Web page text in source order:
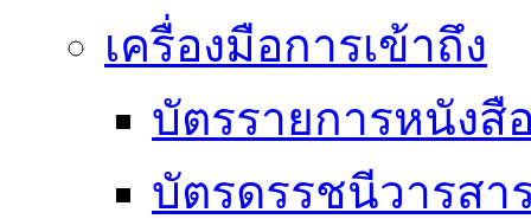
เครื่องมือการเข้าถึง
บัตรรายการหนังสื
บัตรดรรชนีวารสา